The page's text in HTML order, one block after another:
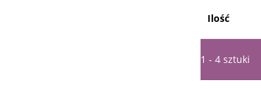
Ilość
1 - 4sztuki